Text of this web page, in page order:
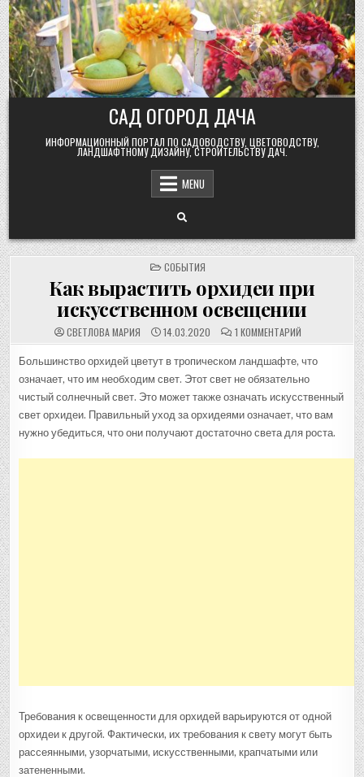
Skip
to
content
САД ОГОРОД ДАЧА
ИНФОРМАЦИОННЫЙ ПОРТАЛ ПО САДОВОДСТВУ, ЦВЕТОВОДСТВУ,
ЛАНДШАФТНОМУ ДИЗАЙНУ, СТРОИТЕЛЬСТВУ ДАЧ.
MENU
POSTED
IN
СОБЫТИЯ
Как вырастить орхидеи при
искусственном освещении
СВЕТЛОВА МАРИЯ 14.03.2020 1 КОММЕНТАРИЙ
ЗАПИСИ
ВЫРАСТИТЬ
ПРИ
ОСВЕЩЕНИИ
Большинство орхидей цветут в тропическом ландшафте, что
означает, что им необходим свет. Этот свет не обязательно
чистый солнечный свет. Это может также означать искусственный
свет орхидеи. Правильный уход за орхидеями означает, что вам
нужно убедиться, что они получают достаточно света для роста.
Требования к освещенности для орхидей варьируются от одной
орхидеи к другой. Фактически, их требования к свету могут быть
рассеянными, узорчатыми, искусственными, крапчатыми или
затененными.